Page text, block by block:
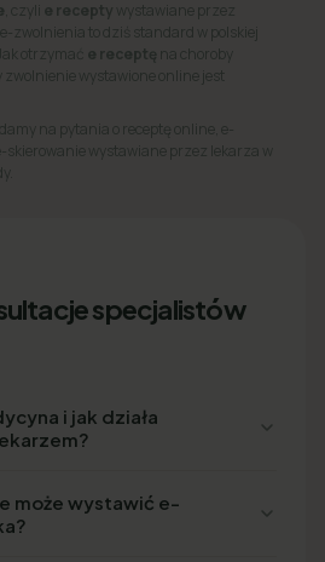
, czyli e recepty wystawiane przez
zwolnienia to dziś standard w polskiej
otrzymać e receptę na choroby
zwolnienie wystawione online jest
na pytania o receptę online, e-
skierowanie wystawiane przez lekarza w
specjalistów
i jak działa
może wystawić e-